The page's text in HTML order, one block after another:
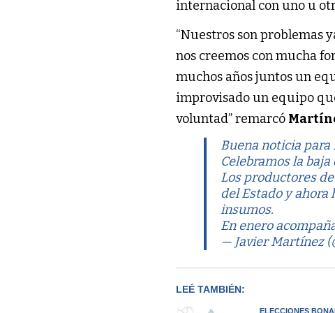
internacional con uno u
“Nuestros son problemas
nos creemos con mucha
muchos años juntos un
improvisado un equipo
voluntad” remarcó
Buena noticia para
Celebramos la
Los productores
del Estado y ahora
insumos.
En enero
— Javier Martínez
LEÉ TAMBIÉN:
ELECCIONES